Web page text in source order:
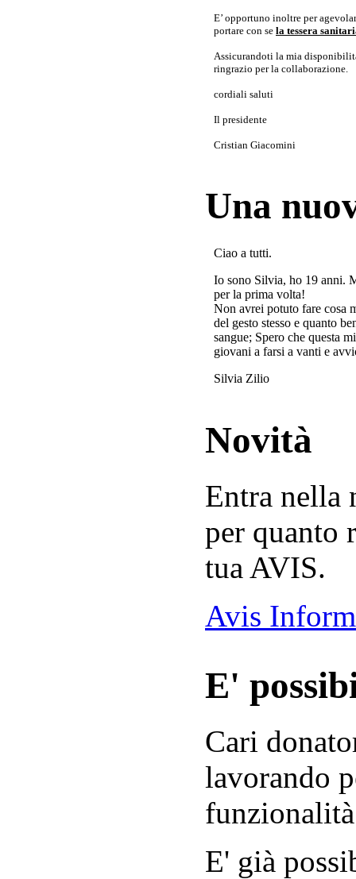
E’ opportuno inoltre per
portare con se la tessera
Assicurandoti la mia
ringrazio per la collaborazione.
cordiali saluti
Il presidente
Cristian Giacomini
Una
Ciao a tutti.
Io sono Silvia, ho 19 anni.
per la prima volta!
Non avrei potuto fare cosa
del gesto stesso e quanto
sangue; Spero che questa
giovani a farsi a vanti e
Silvia Zilio
Novità
Entra nella
per quanto
tua AVIS.
Avis
E'
Cari
lavorando
E' già